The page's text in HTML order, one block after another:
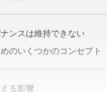
ンスは維持できない
のいくつかのコンセプト
る影響